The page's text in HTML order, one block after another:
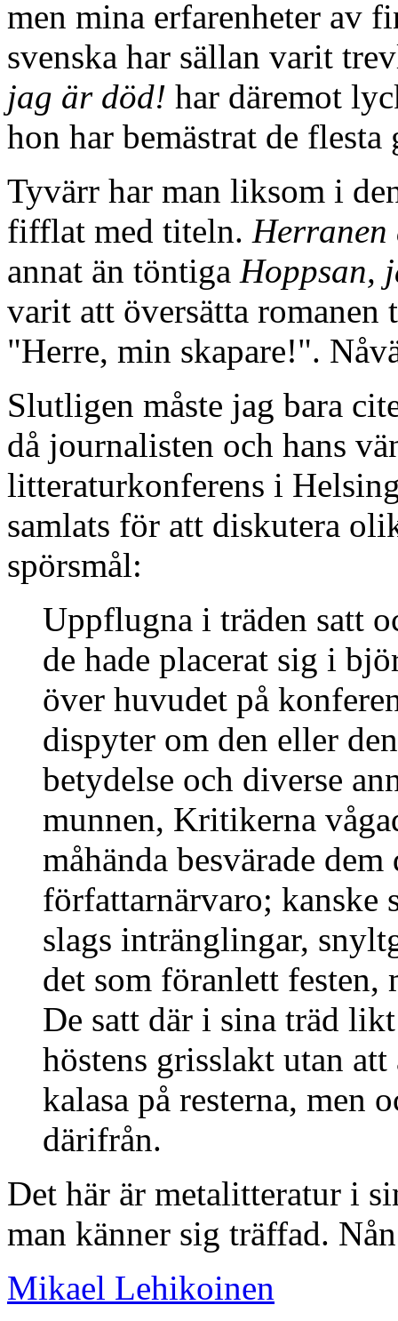
men mina erfarenheter av
svenska har sällan varit
jag är död! har däremot
hon har bemästrat de
Tyvärr har man liksom i
fifflat med titeln. Herranen
annat än töntiga Hoppsan,
varit att översätta
"Herre, min skapare!".
Slutligen måste jag bara
då journalisten och hans
litteraturkonferens i
samlats för att diskutera
spörsmål:
Uppflugna i träden satt
de hade placerat sig i
över huvudet på
dispyter om den eller
betydelse och diverse
munnen, Kritikerna
måhända besvärade dem
författarnärvaro; kanske
slags intränglingar,
det som föranlett
De satt där i sina träd
höstens grisslakt utan
kalasa på resterna, men
därifrån.
Det här är metalitteratur i
man känner sig träffad.
Mikael Lehikoinen